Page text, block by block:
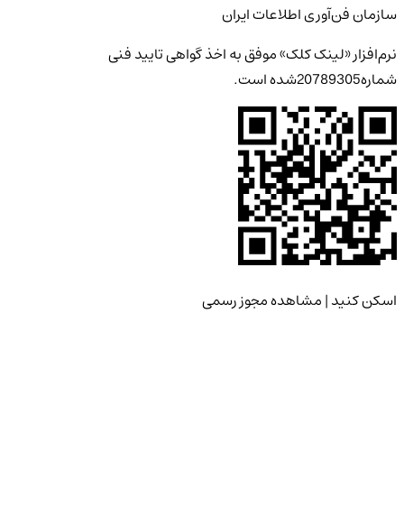
سازمان فن‌آوری اطلاعات ایران
نرم‌افزار«لینک کلک»موفق به اخذ گواهی تایید فنی
شماره20789305شده است.
اسکن کنید | مشاهده مجوز رسمی